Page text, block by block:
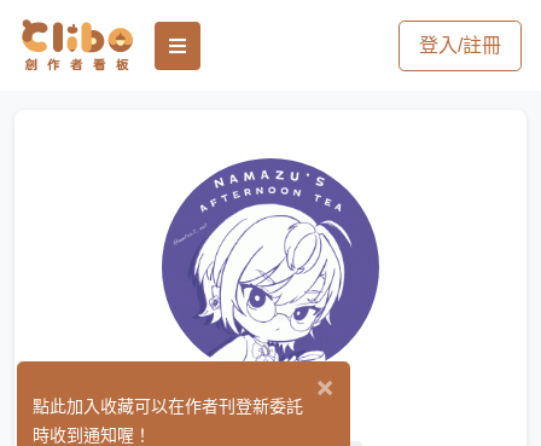
登入/註冊
ナマズ
×
點此加入收藏可以在作者刊登新委託
時收到通知喔！